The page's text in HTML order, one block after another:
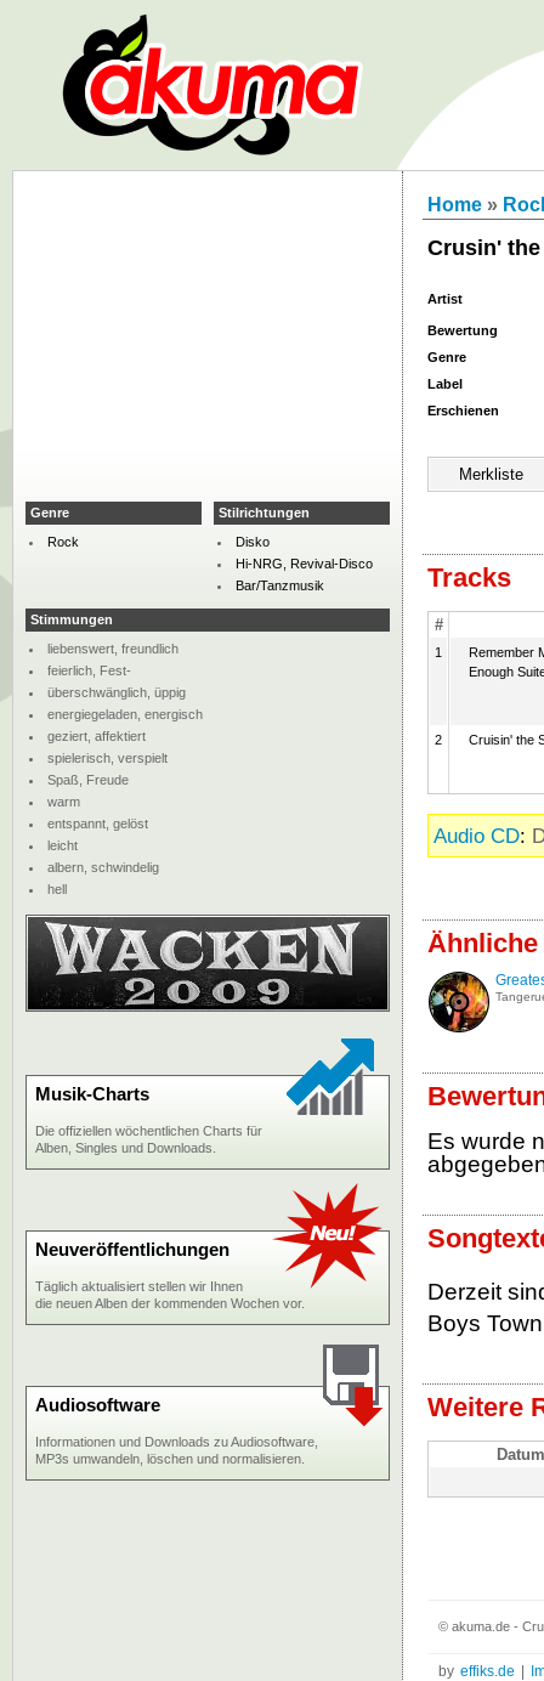
Home »
Crusin'
Artist
Bewertung
Genre
Label
Erschienen
Tracks
#
1
Remember
Enough
2 Cruisin' the
Audio CD:
Ähnliche
Es wurde
Derzeit
Boys
Weitere
Datum
Genre
Rock
Stilrichtungen
Disko
Hi-NRG, Revival-Disco
Bar/Tanzmusik
Stimmungen
liebenswert, freundlich
feierlich, Fest-
überschwänglich, üppig
energiegeladen, energisch
geziert, affektiert
spielerisch, verspielt
Spaß, Freude
warm
entspannt, gelöst
leicht
albern, schwindelig
hell
Musik-Charts
Die offiziellen wöchentlichen Charts für
Alben, Singles und Downloads.
Neuveröffentlichungen
Täglich aktualisiert stellen wir Ihnen
die neuen Alben der kommenden Wochen vor.
Audiosoftware
Informationen und Downloads zu Audiosoftware,
MP3s umwandeln, löschen und normalisieren.
© akuma.de -
by effiks.de